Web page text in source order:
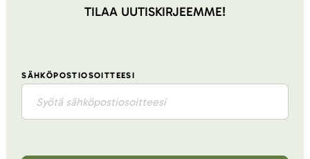
TILAA UUTISKIRJEEMME!
SÄHKÖPOSTIOSOITTEESI